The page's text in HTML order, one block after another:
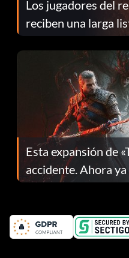
Los jugadores del
reciben una larga
el parche 1.0.4
Esta expansión de
accidente. Ahora ya